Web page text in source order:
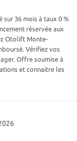
sur 36 mois à taux 0 %
réservée aux
Otolift Monte-
Vérifiez vos
Offre soumise à
et connaitre les